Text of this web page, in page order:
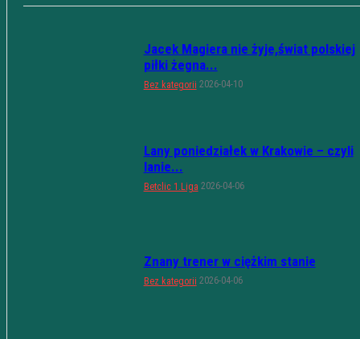
Jacek Magiera nie żyje,świat polskiej
piłki żegna...
Bez kategorii 2026-04-10
Lany poniedziałek w Krakowie – czyli
lanie...
Betclic 1.Liga 2026-04-06
Znany trener w ciężkim stanie
Bez kategorii 2026-04-06